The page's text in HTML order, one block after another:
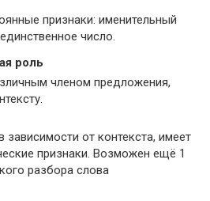
признаки: именительный
число.
роль
членом предложения,
зависимости от контекста, имеет
признаки. Возможен ещё 1
разбора слова